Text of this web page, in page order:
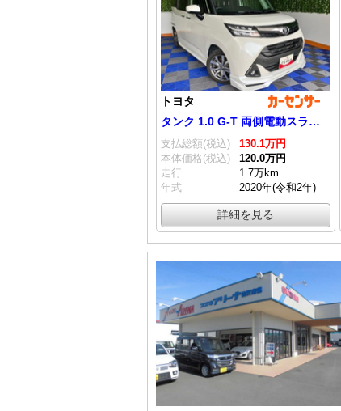
トヨタ
タンク 1.0 G-T 両側電動スライドドア・ドラレコ・パノラマ
支払総額(税込) 130.1万円
本体価格(税込)
120.0万円
走行
1.7万km
年式
2020年(令和2年)
詳細を見る